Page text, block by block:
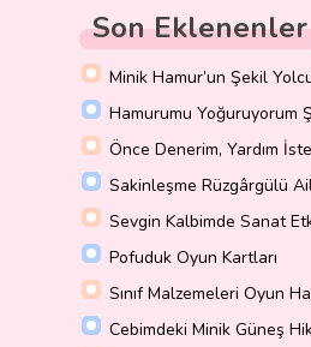
Son Eklenenler
Minik Hamur’un Şekil
Hamurumu Yoğuruyorum
Önce Denerim, Yardım
Sakinleşme Rüzgârgülü
Sevgin Kalbimde Sanat
Pofuduk Oyun Kartları
Sınıf Malzemeleri Oyun
Cebimdeki Minik Güneş